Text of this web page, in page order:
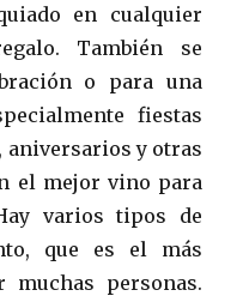
en cualquier
También se
o para una
fiestas
aniversarios y otras
el mejor vino para
varios tipos de
que es el más
muchas personas.